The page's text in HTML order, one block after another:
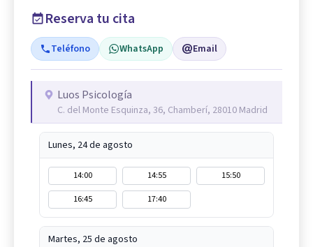
Reserva tu cita
Teléfono WhatsApp Email
Luos Psicología
C. del Monte Esquinza, 36, Chamberí, 28010 Madrid
Lunes, 24 de agosto
14:00 14:55
15:50
16:45
17:40
Martes, 25 de agosto